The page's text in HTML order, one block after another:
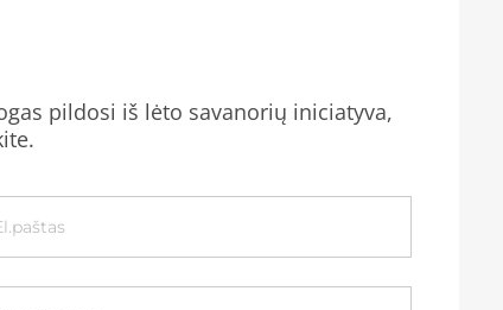
pildosi iš lėto savanorių iniciatyva,